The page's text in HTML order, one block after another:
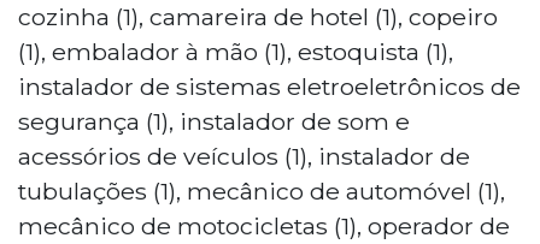
cozinha (1), camareira de hotel (1), copeiro
(1), embalador à mão (1), estoquista (1),
instalador de sistemas eletroeletrônicos de
segurança (1), instalador de som e
acessórios de veículos (1), instalador de
tubulações (1), mecânico de automóvel (1),
mecânico de motocicletas (1), operador de